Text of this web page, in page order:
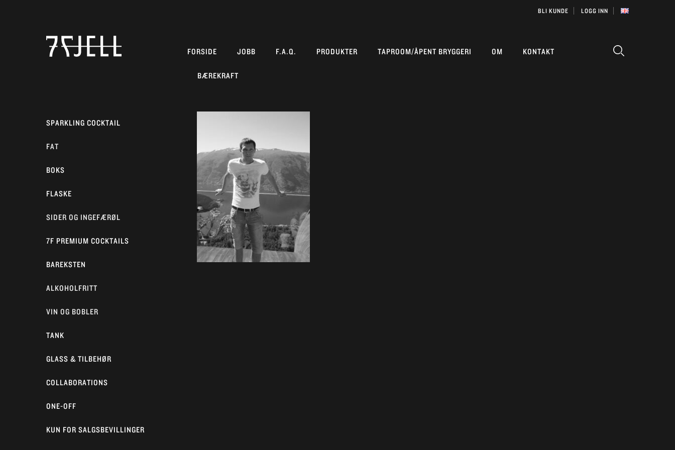
BLI KUNDE LOGG INN
FORSIDE JOBB F.A.Q. PRODUKTER TAPROOM/ÅPENT BRYGGERI OM KONTAKT
BÆREKRAFT
SPARKLING COCKTAIL
FAT
BOKS
FLASKE
SIDER OG INGEFÆRØL
7F PREMIUM COCKTAILS
BAREKSTEN
ALKOHOLFRITT
VIN OG BOBLER
TANK
GLASS & TILBEHØR
COLLABORATIONS
ONE-OFF
KUN FOR SALGSBEVILLINGER